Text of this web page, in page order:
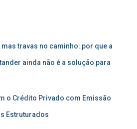
mas travas no caminho: por que a
ainda não é a solução para
o Crédito Privado com Emissão
Estruturados